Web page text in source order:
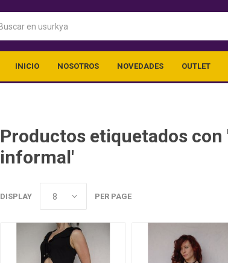
INICIO NOSOTROS NOVEDADES OUTLET
Productos etiquetados
informal'
DISPLAY PER PAGE